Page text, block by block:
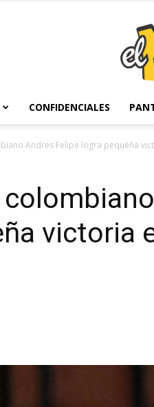
CONFIDENCIALES
Andres Felipe logra pequeña
victoria